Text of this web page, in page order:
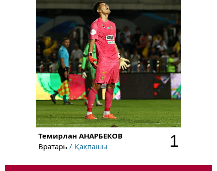
Темирлан АНАРБЕКОВ
Вратарь
Қақпашы 1